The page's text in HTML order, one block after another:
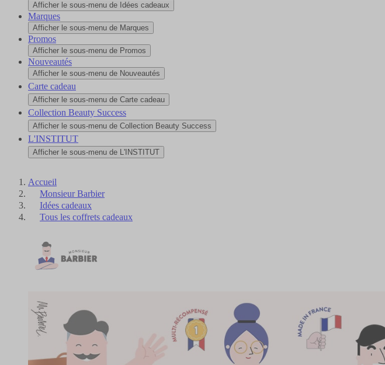
Afficher le sous-menu de Idées cadeaux
Marques
Afficher le sous-menu de Marques
Promos
Afficher le sous-menu de Promos
Nouveautés
Afficher le sous-menu de Nouveautés
Carte cadeau
Afficher le sous-menu de Carte cadeau
Collection Beauty Success
Afficher le sous-menu de Collection Beauty Success
L'INSTITUT
Afficher le sous-menu de L'INSTITUT
Accueil
Monsieur Barbier
Idées cadeaux
Tous les coffrets cadeaux